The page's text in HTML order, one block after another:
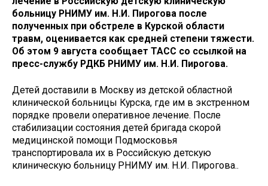
больницу РНИМУ им. Н.И. Пирогова после
полученных при обстреле в Курской области
травм, оценивается как средней степени тяжести.
Об этом 9 августа сообщает ТАСС со ссылкой на
пресс-службу РДКБ РНИМУ им. Н.И. Пирогова.
Детей доставили в Москву из детской областной
клинической больницы Курска, где им в экстренном
порядке провели оперативное лечение. После
стабилизации состояния детей бригада скорой
медицинской помощи Подмосковья
транспортировала их в Российскую детскую
клиническую больницу РНИМУ им. Н.И. Пирогова..